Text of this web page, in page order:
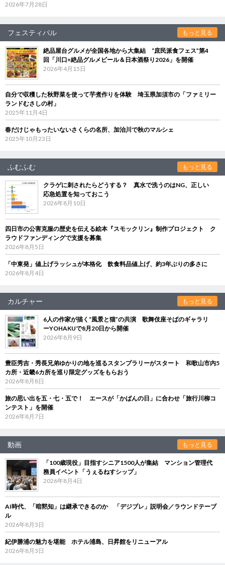
2026年7月28日
フェスティバル もっと見る
絶品屋台グルメが全国各地から大集結 “庶民派食フェス”第4
回「川口×絶品グルメビール＆日本酒祭り2026」を開催
2026年4月15日
自分で収穫した秋野菜を使って芋煮作りを体験 埼玉県加須市の「ファミリー
ランドむさしの村」
2025年11月4日
春だけじゃもったいないさくらの名所、加治川で秋のマルシェ
2025年10月23日
ふむふむ もっと見る
クラゲに刺されたらどうする？ 真水で洗うのはNG、正しい
応急処置を知っておこう
2026年8月10日
四日市の公害克服の歴史を伝える絵本『スモックリン』制作プロジェクト ク
ラウドファンディングで支援を募集
2026年8月5日
「中東発」値上げラッシュが本格化 飲食料品値上げ、約3年ぶりの多さに
2026年8月4日
カルチャー もっと見る
6人の作家が描く“風景と猫”の共演 歌舞伎座そばのギャラリ
ーYOHAKUで8月20日から開催
2026年8月9日
豊臣秀吉・秀長兄弟ゆかりの地を巡るスタンプラリーがスタート 和歌山市内5
カ所・近畿6カ所を巡り限定グッズをもらおう
2026年8月8日
旅の思い出を五・七・五で！ エースが「かばんの日」に合わせ「旅行川柳コ
ンテスト」を開催
2026年8月7日
動画 もっと見る
「100歳現役」目指すシニア1500人が集結 マンション管理代
務員イベント「うぇるねすシップ」
2026年8月4日
AI時代、「暗黙知」は継承できるのか 「デジブレ」説明会／ラウンドテーブ
ル
2026年8月3日
紀伊勝浦の魅力を堪能 ホテル浦島、日昇館をリニューアル
2026年8月3日